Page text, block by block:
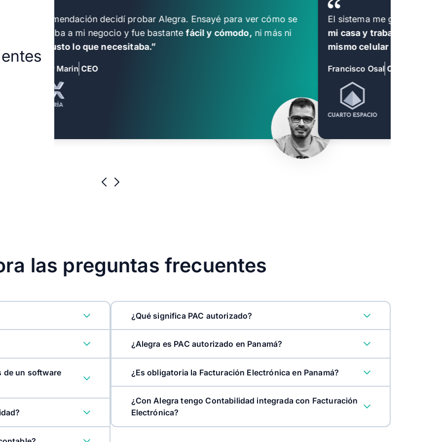
Por recomendación decidí probar Alegra. Ensayé para ver cómo se
acomodaba a mi negocio y fue bastantefácil y cómodo, ni más ni
justo lo que necesitaba.”
Alexander Marin CEO
El sistema me gustó
mi casa y trabajar hasta
mismo celular hago una
Francisco Osal CEO
las preguntas frecuentes
de un software
¿Qué significa PAC autorizado?
facturación electrónica
¿Alegra es PAC autorizado en Panamá?
la facturación electrónica más rápida de
Panamá
¿Es obligatoria la Facturación Electrónica en Panamá?
¿Con Alegra tengo Contabilidad integrada con Facturación
Electrónica?